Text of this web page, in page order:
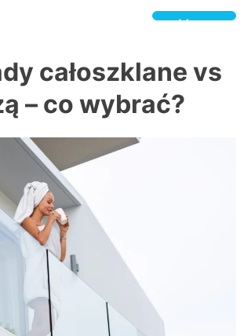
Menu
całoszklane vs
– co wybrać?